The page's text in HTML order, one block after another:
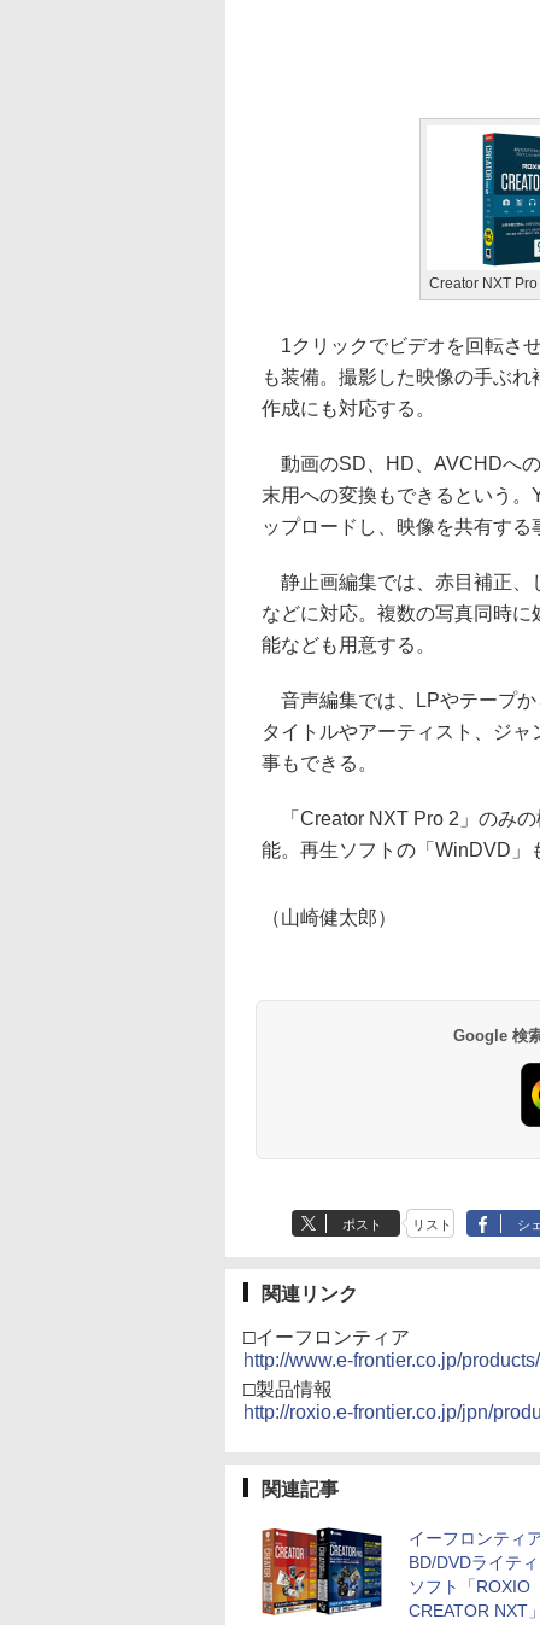
Creator NXT Pro
1クリックでビデオを回転さ
も装備。撮影した映像の手ぶ
作成にも対応する。
動画のSD、HD、AVCHDへ
末用への変換もできるという
ップロードし、映像を共有する
静止画編集では、赤目補正、
などに対応。複数の写真同時
能なども用意する。
音声編集では、LPやテープか
タイトルやアーティスト、ジ
事もできる。
「Creator NXT Pro 2」のみ
能。再生ソフトの「WinDVD」
（山崎健太郎）
Google 検
ポスト リスト シ
関連リンク
□イーフロンティア
http://www.e-frontier.co.jp/
□製品情報
http://roxio.e-frontier.co.jp/jpn/
関連記事
イーフロンティ
BD/DVDライテ
ソフト「ROXIO
CREATOR NXT